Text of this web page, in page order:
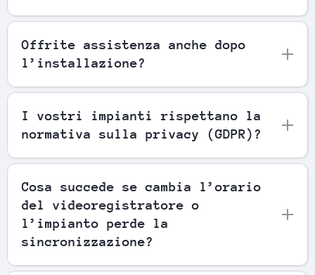
Offrite assistenza anche dopo
l’installazione?
I vostri impianti rispettano la
normativa sulla privacy (GDPR)?
Cosa succede se cambia l’orario
del videoregistratore o
l’impianto perde la
sincronizzazione?